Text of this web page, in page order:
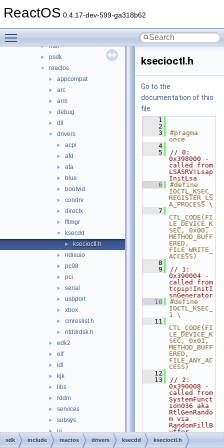
ReactOS 0.4.17-dev-599-ga318b62
► GL
► ndk
► psdk
▼ reactos
► appcompat
► arc
► arm
► debug
► dll
▼ drivers
► acpi
► afd
► ata
► blue
► bootvid
► condrv
► directx
► fltmgr
▼ ksecdd
► ksecioctl.h
► ndisuio
► pc98
► pci
► serial
► usbport
► xbox
► cmreslist.h
► ntddrdsk.h
► edk2
► elf
► idl
► kjk
► libs
► rddm
► services
► subsys
► ui
► winsock
ksecioctl.h
Go to the
documentation of this
file.
    1
    2
    3
#pragma
once
    4
    5
// 0:
0x398000 -
called from
LSASRV!Lsap
InitLsa
    6
#define
IOCTL_KSEC_
REGISTER_LS
A_PROCESS \
    7
CTL_CODE(FI
LE_DEVICE_K
SEC, 0x00,
METHOD_BUFF
ERED,
FILE_WRITE_
ACCESS)
    8
    9
// 1:
0x390004 -
called from
tcpip!InitI
snGenerator
   10
#define
IOCTL_KSEC_
1 \
   11
CTL_CODE(FI
LE_DEVICE_K
SEC, 0x01,
METHOD_BUFF
ERED,
FILE_ANY_AC
CESS)
   12
   13
// 2:
0x390008 -
called from
SystemFunct
ion036 aka
RtlGenRando
m via
RandomFillB
uffer
   14
#define
IOCTL_KSEC_
sdk include reactos drivers ksecdd ksecioctl.h